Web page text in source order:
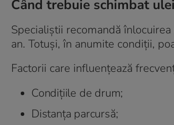
Când trebuie schimbat
Specialiștii recomandă
an. Totuși, în anumite condiții,
Factorii care influențează
Condițiile de drum;
Distanța parcursă;